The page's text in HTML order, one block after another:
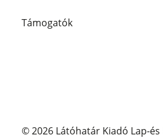
Támogatók
© 2026 Látóhatár Kiadó Lap-és